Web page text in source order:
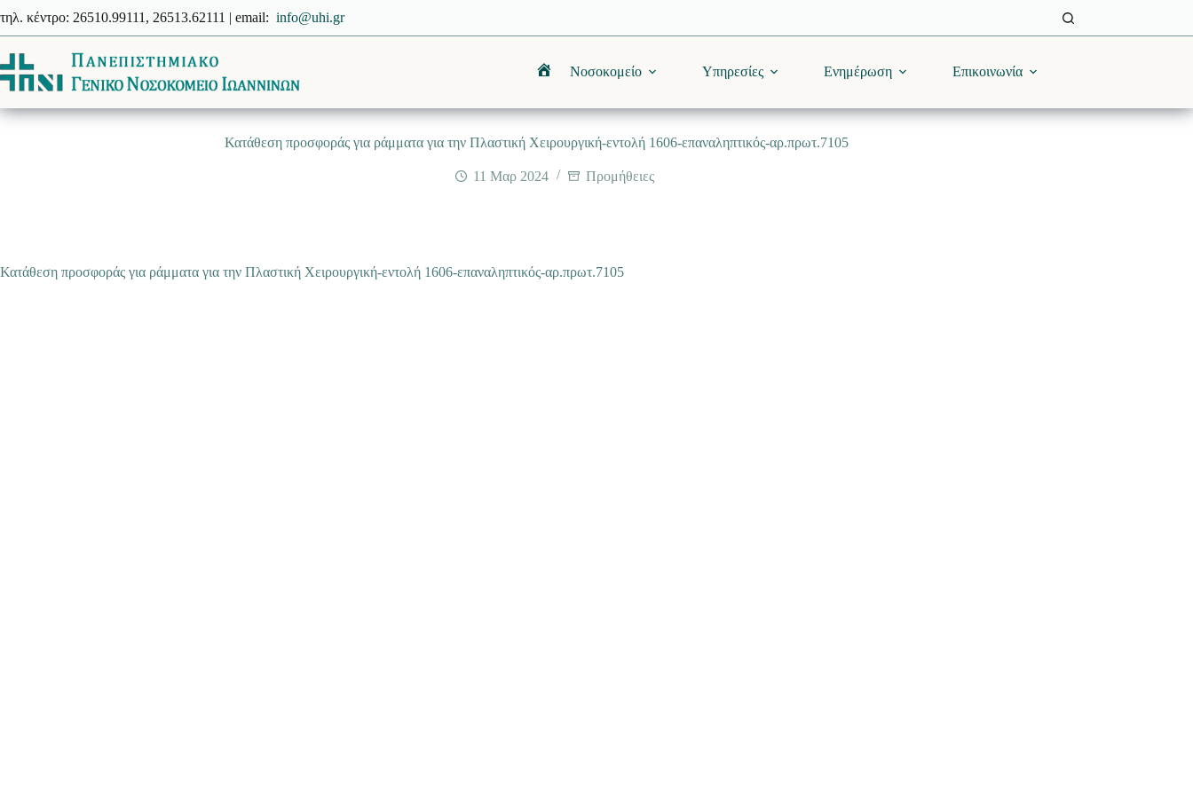
στο
περιεχόμενο
τηλ. κέντρο: 26510.99111, 26513.62111 | email: info@uhi.gr
ΑρχικήΝοσοκομείο Υπηρεσίες Ενημέρωση Επικοινωνία
Κατάθεση προσφοράς για ράμματα για την Πλαστική Χειρουργική-εντολή 1606-επαναληπτικός-αρ.πρωτ.7105
11 Μαρ 2024 Προμήθειες
Κατάθεση προσφοράς για ράμματα για την Πλαστική Χειρουργική-εντολή 1606-επαναληπτικός-αρ.πρωτ.7105